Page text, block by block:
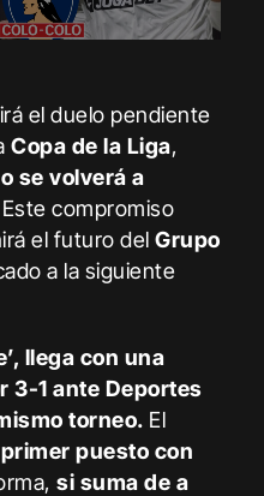
el duelo pendiente
Copa de la Liga,
se volverá a
Este compromiso
el futuro delGrupo
a la siguiente
llega con una
3-1 ante Deportes
torneo. El
primer puesto con
si suma de a